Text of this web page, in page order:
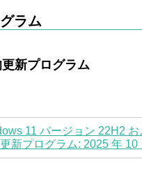
ラム
新プログラム
11 バージョン 22H2
新プログラム: 2025 年 10